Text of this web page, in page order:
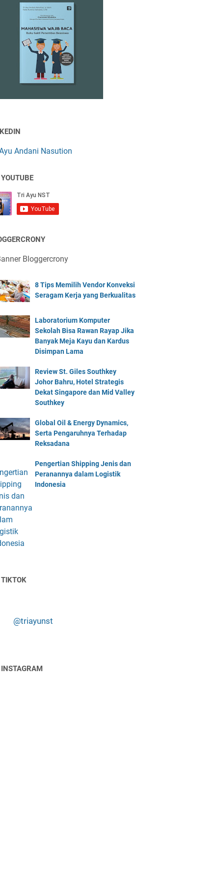
Andani Nasution
8 Tips Memilih Vendor Konveksi
Seragam Kerja yang Berkualitas
Laboratorium Komputer
Sekolah Bisa Rawan Rayap Jika
Banyak Meja Kayu dan Kardus
Disimpan Lama
Review St. Giles Southkey
Johor Bahru, Hotel Strategis
Dekat Singapore dan Mid Valley
Southkey
Global Oil & Energy Dynamics,
Serta Pengaruhnya Terhadap
Reksadana
Pengertian Shipping Jenis dan
Peranannya dalam Logistik
Indonesia
@triayunst